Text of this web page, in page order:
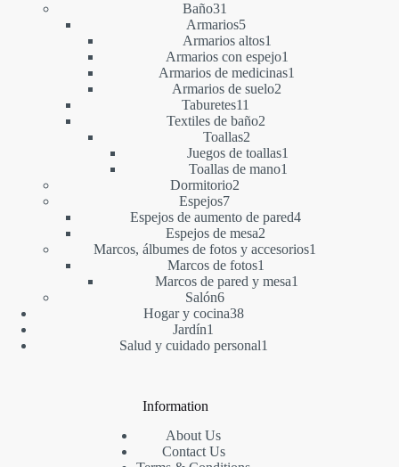
Baño31
productos
Armarios55
productos
Armarios altos1
producto
Armarios con espejo1
producto
Armarios de medicinas1
Armarios de suelo2
Taburetes11
productos
Textiles de baño22
Toallas2
productos
Juegos de toallas1
Toallas de mano1
Dormitorio22
Espejos77
productos
Espejos de aumento de pared44
Espejos de mesa2
productos
Marcos, álbumes de fotos y accesorios1
Marcos de fotos1
producto
Marcos de pared y mesa1
Salón66
productos
Hogar y cocina3838
Jardín1
producto
Salud y cuidado personal1
Information
About Us
Contact Us